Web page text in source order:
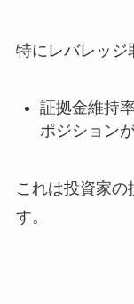
特にレバレッジ
証拠金維持
ポジション
これは投資家
す。